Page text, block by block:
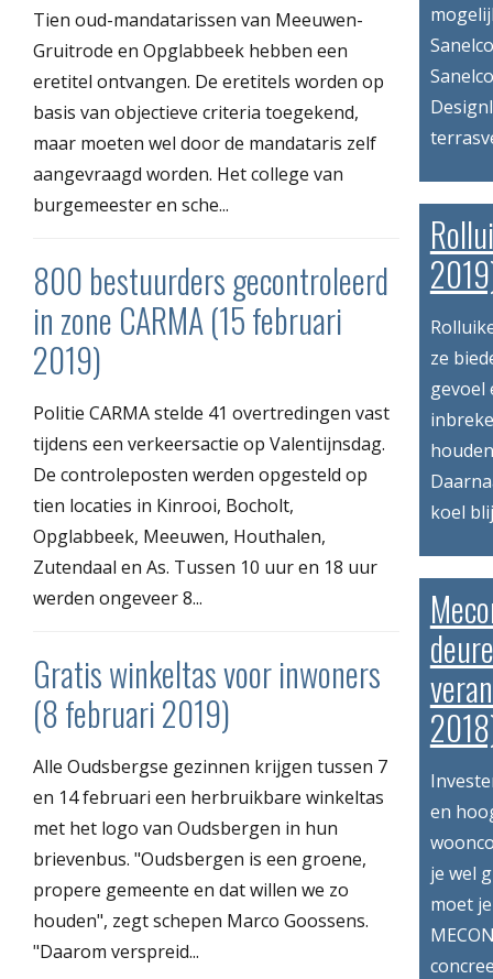
Tien oud-mandatarissen van Meeuwen-
Gruitrode en Opglabbeek hebben een
eretitel ontvangen. De eretitels worden op
basis van objectieve criteria toegekend,
maar moeten wel door de mandataris zelf
aangevraagd worden. Het college van
burgemeester en sche...
800 bestuurders gecontroleerd
in zone CARMA (15 februari
2019)
Politie CARMA stelde 41 overtredingen vast
tijdens een verkeersactie op Valentijnsdag.
De controleposten werden opgesteld op
tien locaties in Kinrooi, Bocholt,
Opglabbeek, Meeuwen, Houthalen,
Zutendaal en As. Tussen 10 uur en 18 uur
werden ongeveer 8...
Gratis winkeltas voor inwoners
(8 februari 2019)
Alle Oudsbergse gezinnen krijgen tussen 7
en 14 februari een herbruikbare winkeltas
met het logo van Oudsbergen in hun
brievenbus. "Oudsbergen is een groene,
propere gemeente en dat willen we zo
houden", zegt schepen Marco Goossens.
"Daarom verspreid...
ze
gevoel
koel
en
je wel
moet